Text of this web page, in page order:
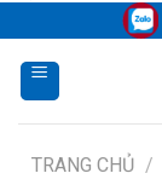
TRANG CHỦ /